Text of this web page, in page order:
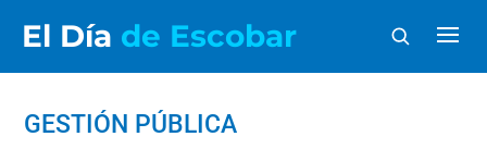
El Día de Escobar
GESTIÓN PÚBLICA